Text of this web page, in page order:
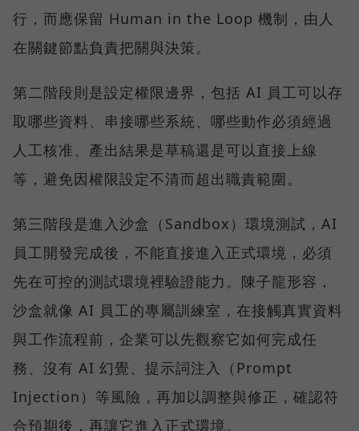
行，而應保留 Human in the Loop 機制，由人
在關鍵節點負責把關與決策。
第二階段則是設定權限邊界，包括 AI 員工可以存
取哪些資料、串接哪些系統、哪些動作必須經過
人工核准、產出結果是草稿還是可以直接上線
等，避免因權限設定不清而超出職責範圍。
第三階段是進入沙盒（Sandbox）環境測試，AI
員工開發完成後，不能直接進入正式環境，必須
先在可控的測試環境裡驗證能力。陳子龍形容，
沙盒就像 AI 員工的專屬訓練室，在接觸真實資料
與工作流程前，企業可以先觀察它如何完成任
務、沒有 AI 幻覺、提示詞注入（Prompt
Injection）等風險，再加以調整與修正，確認符
合預期後，再讓它進入正式環境。